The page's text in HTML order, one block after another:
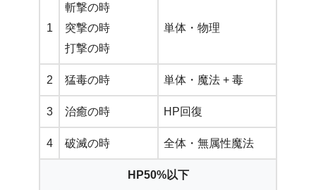
1
斬撃の時
突撃の時
打撃の時
単体・物理
2 猛毒の時 単体・魔法 + 毒
3 治癒の時 HP回復
4 破滅の時 全体・無属性魔法
HP50%以下